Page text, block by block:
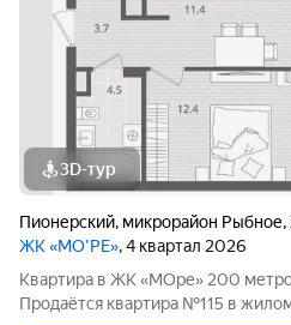
3D-тур
Пионерский, микрорайон Рыбное,
ЖК «МО’РЕ», 4 квартал 2026
Квартира в ЖК «МОре» 200 метров до Балтийского моря
Продаётся квартира №115 в